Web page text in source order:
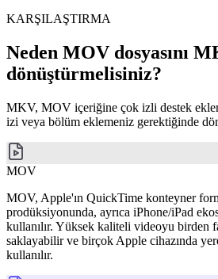
KARŞILAŞTIRMA
Neden MOV dosyasını
dönüştürmelisiniz?
MKV, MOV içeriğine çok izli destek
izi veya bölüm eklemeniz gerektiğinde
MOV
MOV, Apple'ın QuickTime konteyner
prodüksiyonunda, ayrıca iPhone/iPad
kullanılır. Yüksek kaliteli videoyu birden
saklayabilir ve birçok Apple cihazında
kullanılır.